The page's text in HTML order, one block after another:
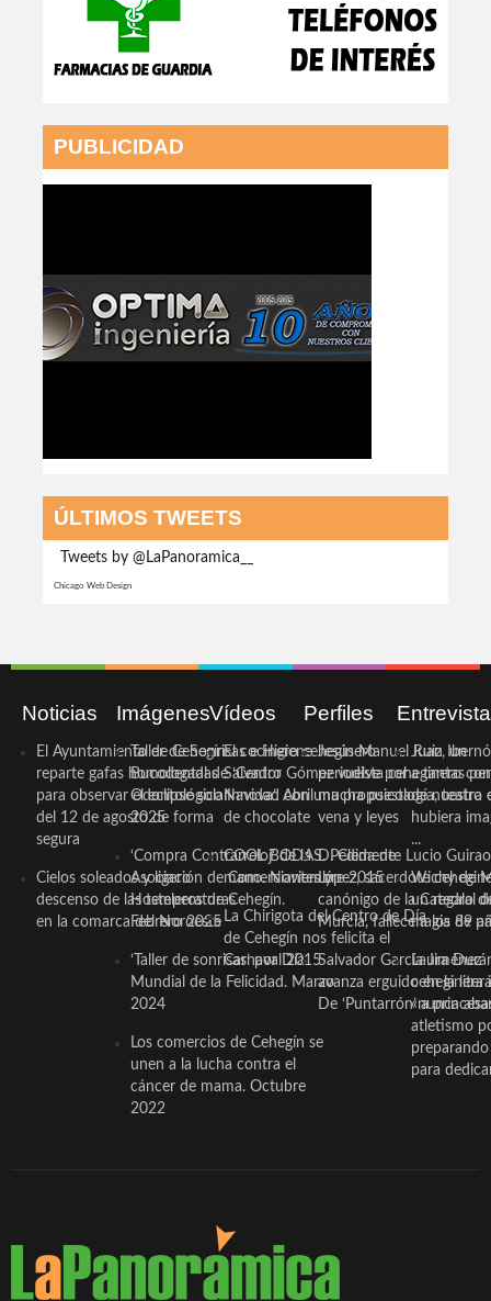
PUBLICIDAD
ÚLTIMOS TWEETS
Tweets by @LaPanoramica__
Chicago Web Design
Noticias
El Ayuntamiento de Cehegín
reparte gafas homologadas
para observar el eclipse solar
del 12 de agosto de forma
segura
Cielos soleados y ligero
descenso de las temperaturas
en la comarca del Noroeste
Imágenes
Taller de Sonrisas e Higiene
Bucodental de ‘Centro
Odontológico Innova’. Abril
2025
‘Compra Contrarreloj’ de la
Asociación de Comerciantes y
Hosteleros de Cehegín.
Febrero 2025
‘Taller de sonrisas’ por Día
Mundial de la Felicidad. Marzo
2024
Los comercios de Cehegín se
unen a la lucha contra el
cáncer de mama. Octubre
2022
Vídeos
El cocinero ceheginero
Salvador Gómez vuelve por
Navidad con una propuesta
de chocolate
COOL BODAS. Pedida de
mano. Noviembre 2015
La Chirigota del Centro de Día
de Cehegín nos felicita el
Carnaval 2015
Perfiles
Jesús Manuel Ruiz, un
periodista ceheginero con
mucha psicología, teatro
vena y leyes
D. Clemente Lucio Guirao
López, sacerdote
canónigo de la Catedral
Murcia, fallece a los 89
Salvador García Jiménez
avanza erguido en la
De ‘Puntarrón’ a
Juan
a tantas
de nuestra
hubiera
...
Wichy de
un regalo
magia de
Laura
ceheginera
«nunca
atletismo
para